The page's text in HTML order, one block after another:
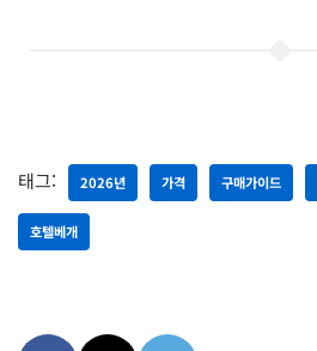
태그: 2026년 가격 구매가이드
호텔베개